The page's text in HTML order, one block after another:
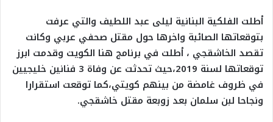
أطلت الفلكية البنانية ليلى عبد اللطيف والتي عرفت
بتوقعاتها الصائبة واخرها حول مقتل صحفي عربي وكانت
تقصد الخاشقجي ، أطلت في برنامج هنا الكويت وقدمت ابرز
توقعاتها لسنة 2019،حيث تحدثت عن وفاة 3 فنانين خليجيين
في ظروف غامضة من بينهم كويتي،كما توقعت استقرارا
ونجاحا لبن سلمان بعد زوبعة مقتل خاشقجي.